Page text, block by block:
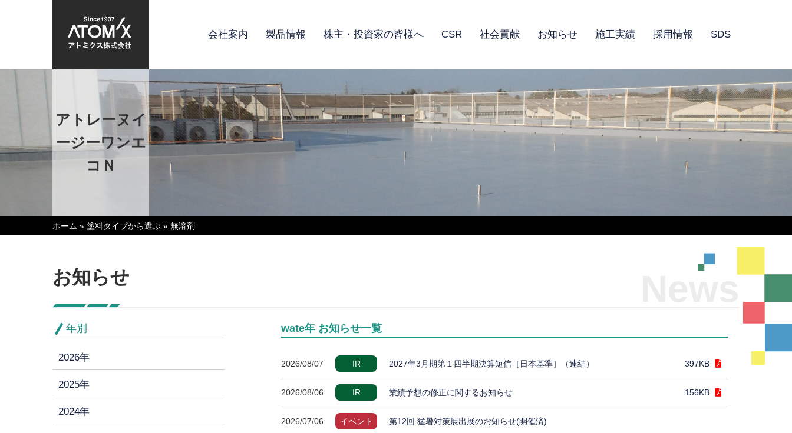
会社案内 製品情報 株主・投資家の皆様へ CSR 社会貢献 お知らせ 施工実績 採用情報 SDS
アトレーヌイ
ージーワンエ
コＮ
ホーム » 塗料タイプから選ぶ » 無溶剤
お知らせ News
年別
2026年
2025年
2024年
wate年 お知らせ一覧
2026/08/07 IR 2027年3月期第１四半期決算短信［日本基準］（連結） 397KB
2026/08/06 IR 業績予想の修正に関するお知らせ 156KB
2026/07/06 イベント 第12回 猛暑対策展出展のお知らせ(開催済)